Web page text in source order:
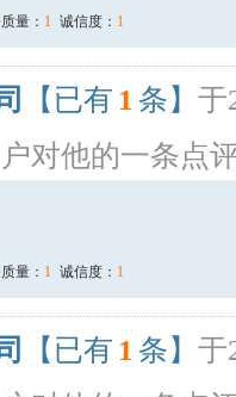
量： 1 诚信度： 1
【已有 1 条】 于
对他的一条点
量： 1 诚信度： 1
【已有 1 条】 于